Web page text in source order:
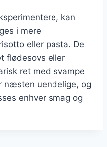
kan
i mere
eller pasta. De
flødesovs eller
ret med svampe
næsten uendelige, og
enhver smag og